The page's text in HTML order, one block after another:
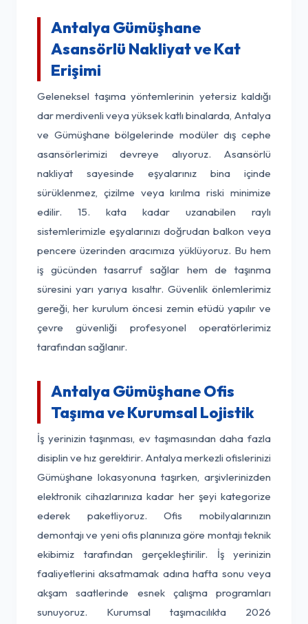
Antalya Gümüşhane
Asansörlü Nakliyat ve Kat
Erişimi
Geleneksel taşıma yöntemlerinin yetersiz kaldığı
dar merdivenli veya yüksek katlı binalarda, Antalya
ve Gümüşhane bölgelerinde modüler dış cephe
asansörlerimizi devreye alıyoruz. Asansörlü
nakliyat sayesinde eşyalarınız bina içinde
sürüklenmez, çizilme veya kırılma riski minimize
edilir. 15. kata kadar uzanabilen raylı
sistemlerimizle eşyalarınızı doğrudan balkon veya
pencere üzerinden aracımıza yüklüyoruz. Bu hem
iş gücünden tasarruf sağlar hem de taşınma
süresini yarı yarıya kısaltır. Güvenlik önlemlerimiz
gereği, her kurulum öncesi zemin etüdü yapılır ve
çevre güvenliği profesyonel operatörlerimiz
tarafından sağlanır.
Antalya Gümüşhane Ofis
Taşıma ve Kurumsal Lojistik
İş yerinizin taşınması, ev taşımasından daha fazla
disiplin ve hız gerektirir. Antalya merkezli ofislerinizi
Gümüşhane lokasyonuna taşırken, arşivlerinizden
elektronik cihazlarınıza kadar her şeyi kategorize
ederek paketliyoruz. Ofis mobilyalarınızın
demontajı ve yeni ofis planınıza göre montajı teknik
ekibimiz tarafından gerçekleştirilir. İş yerinizin
faaliyetlerini aksatmamak adına hafta sonu veya
akşam saatlerinde esnek çalışma programları
sunuyoruz. Kurumsal taşımacılıkta 2026